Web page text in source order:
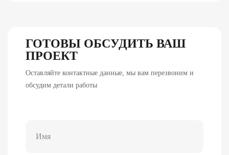
ГОТОВЫ ОБСУДИТЬ ВАШ
ПРОЕКТ
Оставляйте контактные данные, мы вам перезвоним и
обсудим детали работы